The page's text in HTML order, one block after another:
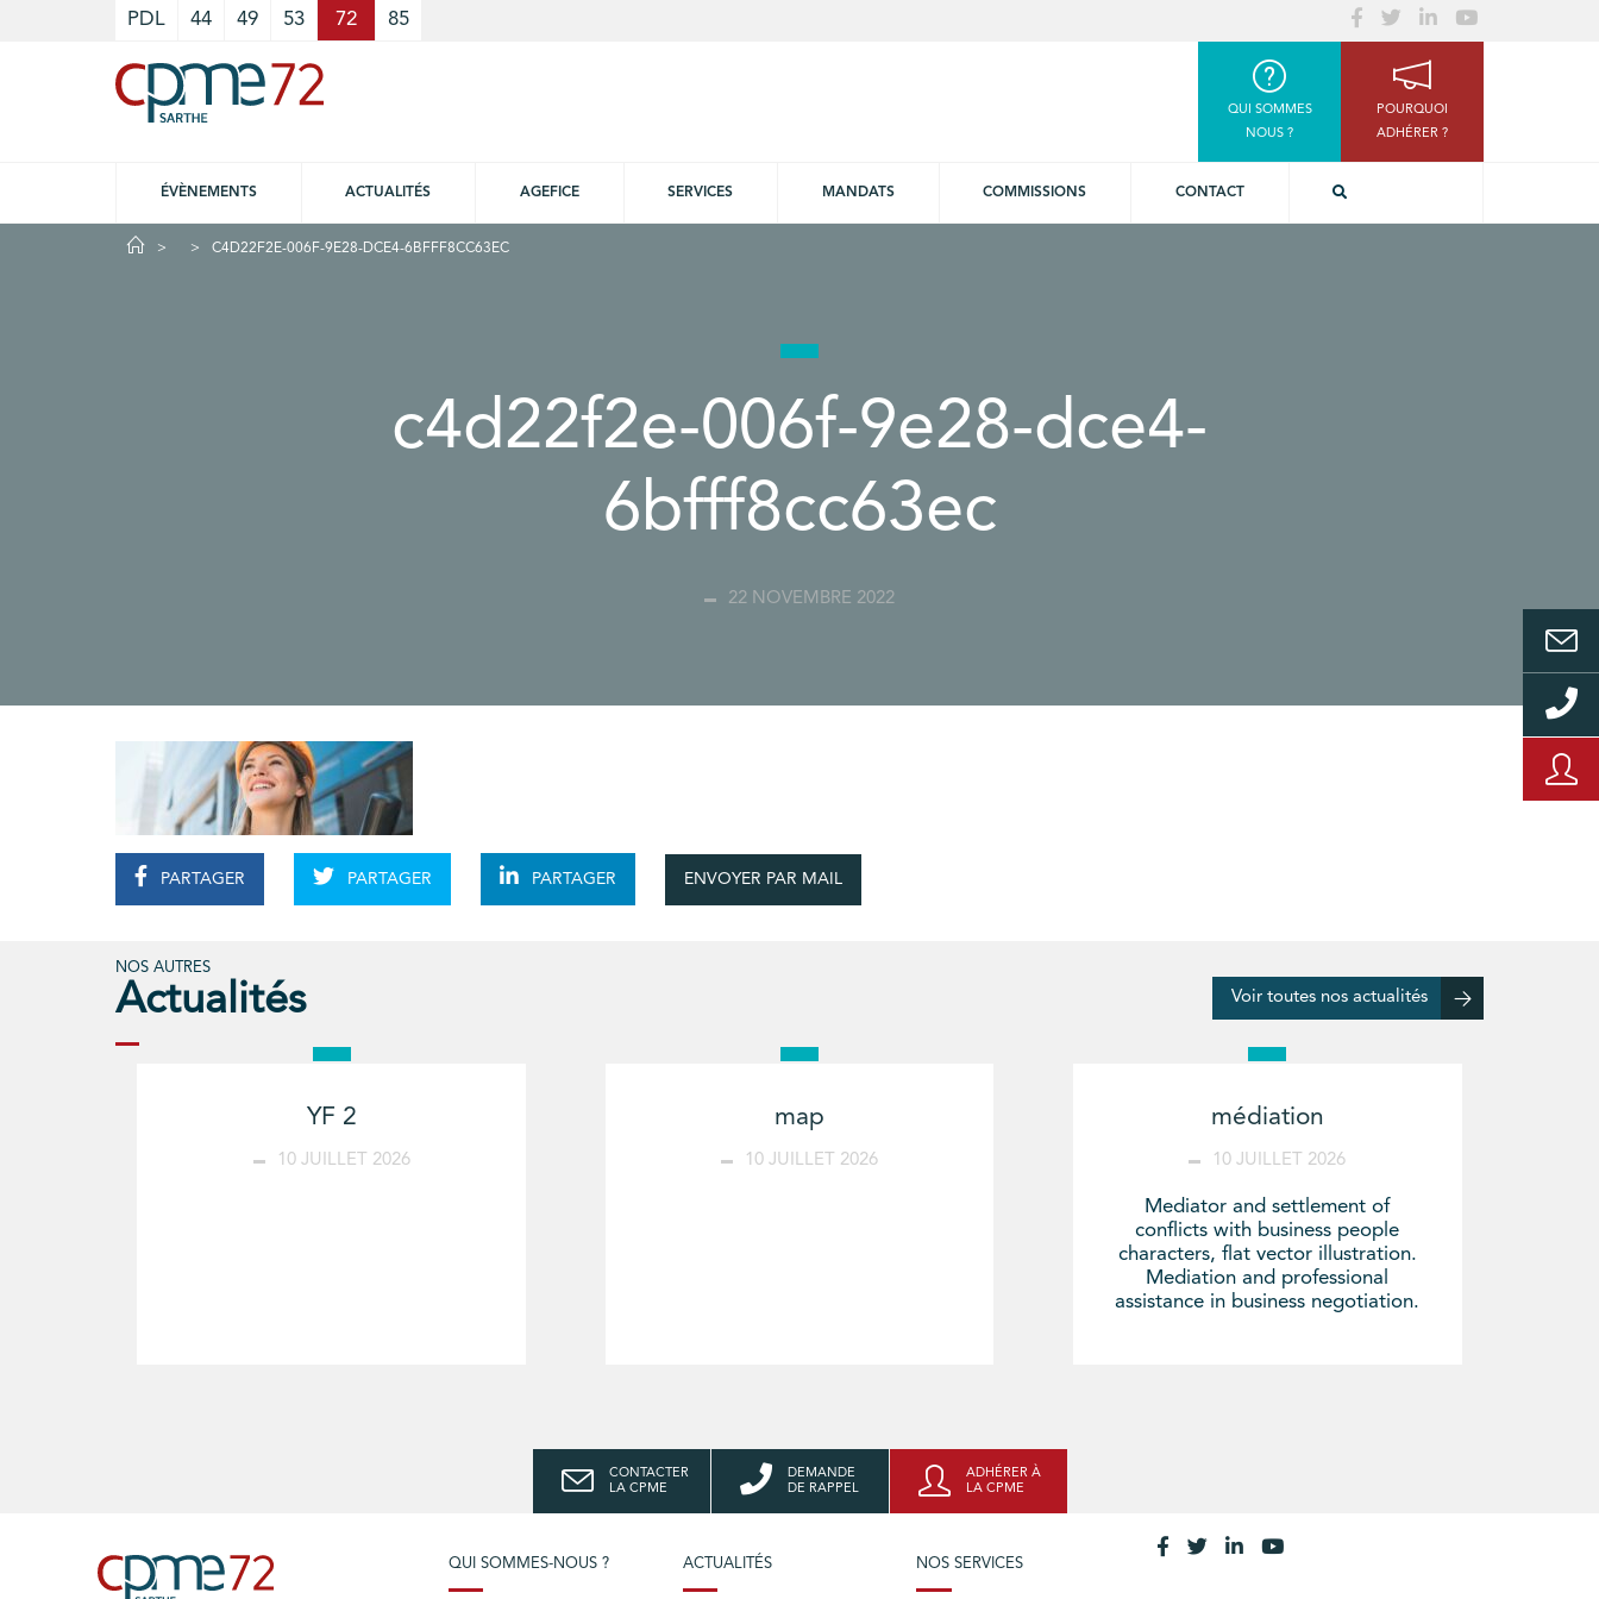
PDL 44 49 53 72 85
QUI SOMMES
NOUS ?
POURQUOI
ADHÉRER ?
ÉVÈNEMENTS ACTUALITÉS AGEFICE SERVICES MANDATS COMMISSIONS CONTACT
C4D22F2E-006F-9E28-DCE4-6BFFF8CC63EC
c4d22f2e-006f-9e28-dce4-
6bfff8cc63ec
22 NOVEMBRE 2022
PARTAGER PARTAGER PARTAGER ENVOYER PAR MAIL
NOS AUTRES
Actualités Voir toutes nos actualités
YF 2
10 JUILLET 2026
map
10 JUILLET 2026
médiation
10 JUILLET 2026
Mediator and settlement of
conflicts with business people
characters, flat vector illustration.
Mediation and professional
assistance in business negotiation.
CONTACTER
LA CPME
DEMANDE
DE RAPPEL
ADHÉRER À
LA CPME
QUI SOMMES-NOUS ? ACTUALITÉS NOS SERVICES
Cookies management panel